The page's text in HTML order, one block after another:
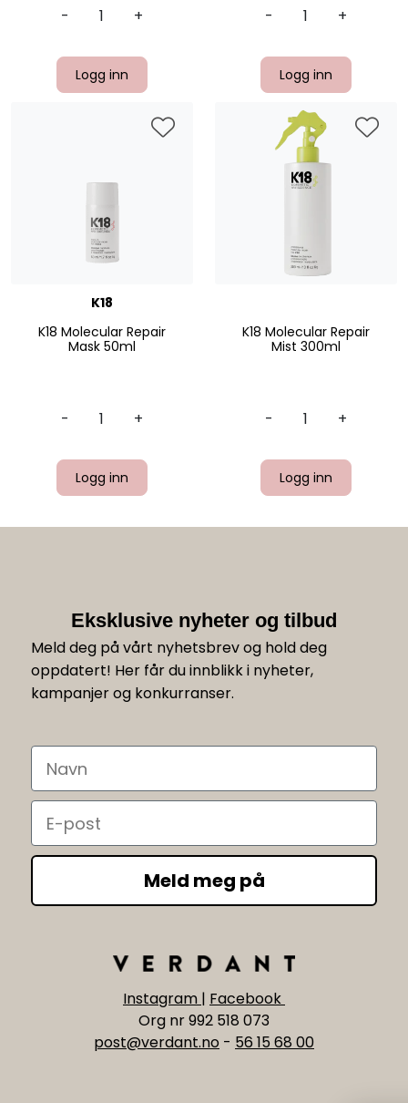
- +
Logg inn
- +
Logg inn
K18
K18 Molecular Repair
Mask 50ml
- +
Logg inn
K18 Molecular Repair
Mist 300ml
- +
Logg inn
Eksklusive nyheter og tilbud
Meld deg på vårt nyhetsbrev og hold deg
oppdatert! Her får du innblikk i nyheter,
kampanjer og konkurranser.
Navn
Email
Meld meg på
Instagram | Facebook
Org nr 992 518 073
post@verdant.no - 56 15 68 00